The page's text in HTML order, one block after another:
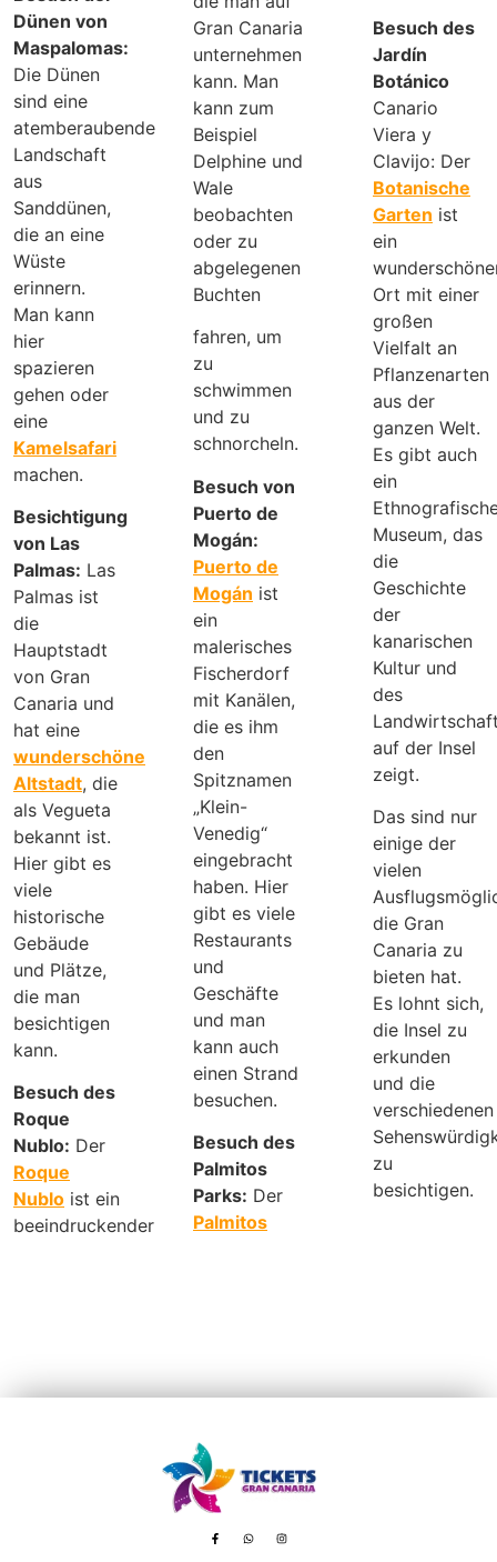
Dünen von
Maspalomas:
Die Dünen
sind eine
atemberaubende
Landschaft
aus
Sanddünen,
die an eine
Wüste
erinnern.
Man kann
hier
spazieren
gehen oder
eine
Kamelsafari
machen.
Besichtigung
von Las
Palmas: Las
Palmas ist
die
Hauptstadt
von Gran
Canaria und
hat eine
wunderschöne
Altstadt, die
als Vegueta
bekannt ist.
Hier gibt es
viele
historische
Gebäude
und Plätze,
die man
besichtigen
kann.
Besuch des
Roque
Nublo: Der
Roque
Nublo ist ein
beeindruckender
Gran Canaria
unternehmen
kann. Man
kann zum
Beispiel
Delphine und
Wale
beobachten
oder zu
abgelegenen
Buchten
fahren, um
zu
schwimmen
und zu
schnorcheln.
Besuch von
Puerto de
Mogán:
Puerto de
Mogán ist
ein
malerisches
Fischerdorf
mit Kanälen,
die es ihm
den
Spitznamen
„Klein-
Venedig“
eingebracht
haben. Hier
gibt es viele
Restaurants
und
Geschäfte
und man
kann auch
einen Strand
besuchen.
Besuch des
Palmitos
Parks: Der
Palmitos
Besuch des
Jardín
Botánico
Canario
Viera y
Clavijo: Der
Botanische
Garten ist
ein
Ort mit einer
großen
Vielfalt an
Pflanzenarten
aus der
ganzen Welt.
Es gibt auch
ein
Museum, das
die
Geschichte
der
kanarischen
Kultur und
des
auf der Insel
zeigt.
Das sind nur
einige der
vielen
die Gran
Canaria zu
bieten hat.
Es lohnt sich,
die Insel zu
erkunden
und die
verschiedenen
zu
besichtigen.